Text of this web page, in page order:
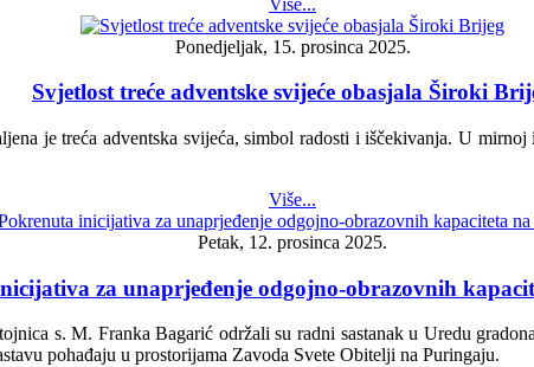
Ponedjeljak, 15. prosinca 2025.
Svjetlost treće adventske svijeće obasjala Široki
je treća adventska svijeća, simbol radosti i iščekivanja. U
Više...
Petak, 12. prosinca 2025.
za unaprjeđenje odgojno-obrazovnih
s. M. Franka Bagarić održali su radni sastanak u Uredu
pohađaju u prostorijama Zavoda Svete Obitelji na Puringaju.